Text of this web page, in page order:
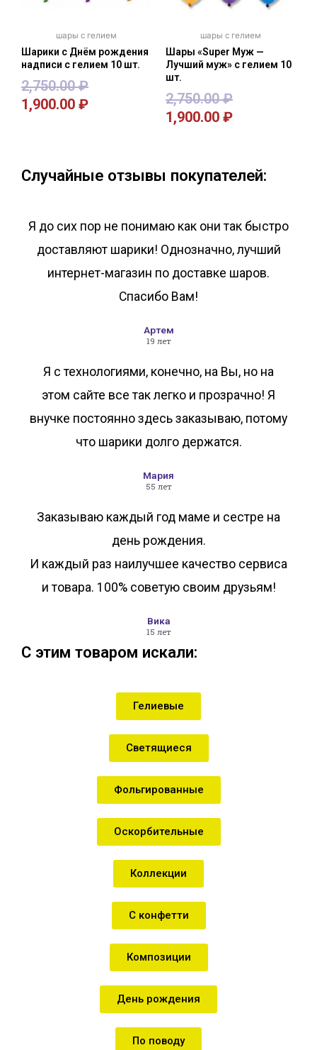
шары с гелием
Шарики с Днём рождения
надписи с гелием 10 шт.
2,750.00₽
1,900.00 ₽
шары с гелием
Шары «Super Муж —
Лучший муж» с гелием 10
шт.
2,750.00₽
1,900.00 ₽
Случайные отзывы покупателей:
Я до сих пор не понимаю как они так быстро
доставляют шарики! Однозначно, лучший
интернет-магазин по доставке шаров.
Спасибо Вам!
Артем
19 лет
Я с технологиями, конечно, на Вы, но на
этом сайте все так легко и прозрачно! Я
внучке постоянно здесь заказываю, потому
что шарики долго держатся.
Мария
55 лет
Заказываю каждый год маме и сестре на
день рождения.
И каждый раз наилучшее качество сервиса
и товара. 100% советую своим друзьям!
Вика
15 лет
С этим товаром искали:
Гелиевые
Светящиеся
Фольгированные
Оскорбительные
Коллекции
С конфетти
Композиции
День рождения
По поводу